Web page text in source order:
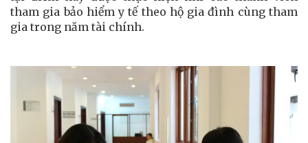
tham gia bảo hiểm y tế theo hộ gia đình cùng tham
gia trong năm tài chính.